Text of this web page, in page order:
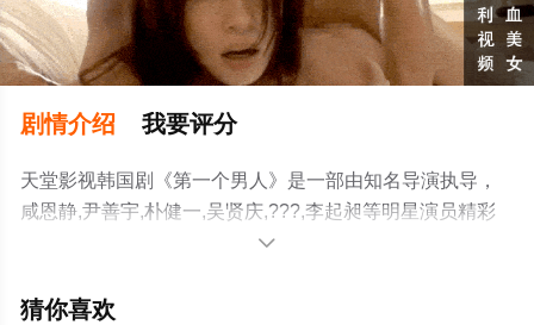
剧情介绍 我要评分
天堂影视韩国剧《第一个男人》是一部由知名导演执导，
咸恩静,尹善宇,朴健一,吴贤庆,???,李起昶等明星演员精彩
演绎的韩国电视剧，大结局剧情已揭晓（1-120全集），手
网，更多相关信息可移步至豆瓣电视剧、电视猫或剧情网

猜你喜欢